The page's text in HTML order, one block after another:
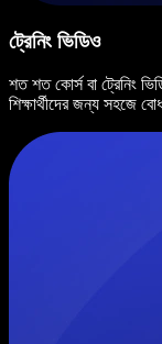
ট্রেনিং ভিডিও
শত শত কোর্স বা ট্রেনিং
শিক্ষার্থীদের জন্য সহজে